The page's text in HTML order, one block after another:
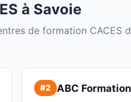
à Savoie
de formation
#2 ABC Formation